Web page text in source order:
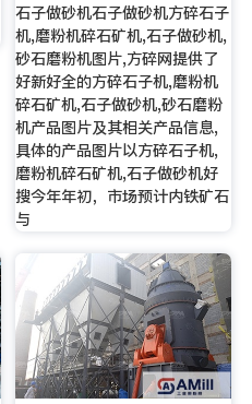
石子做砂机石子做砂机方碎石子
机,磨粉机碎石矿机,石子做砂机,
砂石磨粉机图片,方碎网提供了
好新好全的方碎石子机,磨粉机
碎石矿机,石子做砂机,砂石磨粉
机产品图片及其相关产品信息,
具体的产品图片以方碎石子机,
磨粉机碎石矿机,石子做砂机好
搜今年年初，市场预计内铁矿石
与